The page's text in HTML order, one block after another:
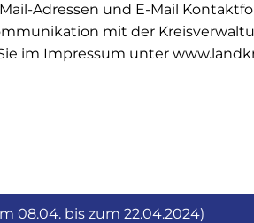
Adressen und E-Mail
mit der
im Impressum unter
08.04. bis zum 22.04.2024)